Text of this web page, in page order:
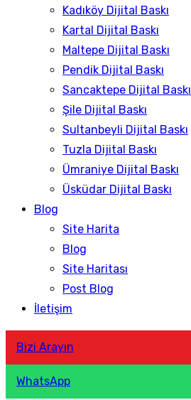
Kadıköy Dijital Baskı
Kartal Dijital Baskı
Maltepe Dijital Baskı
Pendik Dijital Baskı
Sancaktepe Dijital Baskı
Şile Dijital Baskı
Sultanbeyli Dijital Baskı
Tuzla Dijital Baskı
Ümraniye Dijital Baskı
Üsküdar Dijital Baskı
Blog
Site Harita
Blog
Site Haritası
Post Blog
İletişim
Bizi Arayın
WhatsApp